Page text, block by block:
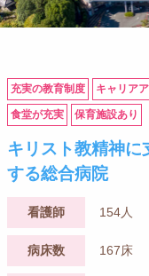
充実の教育制度 キャリア
食堂が充実 保育施設あり
キリスト教精神に
する総合病院
看護師 154人
病床数 167床